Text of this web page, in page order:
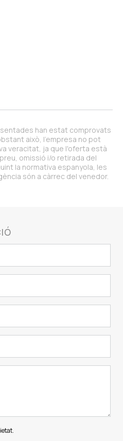
han estat comprovats
això, l'empresa no pot
veracitat, ja que l'oferta està
omissió i/o retirada del
la normativa espanyola, les
són a càrrec del venedor.